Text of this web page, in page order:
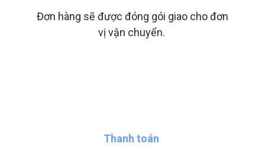
Đơn hàng sẽ được đóng gói giao cho đơn
vị vận chuyển.
Thanh toán